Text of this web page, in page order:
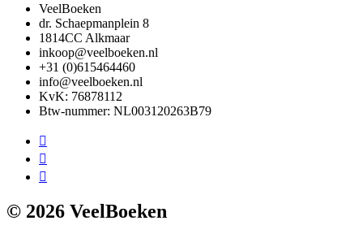
VeelBoeken
dr. Schaepmanplein 8
1814CC Alkmaar
inkoop@veelboeken.nl
+31 (0)615464460
info@veelboeken.nl
KvK: 76878112
Btw-nummer: NL003120263B79
© 2026 VeelBoeken